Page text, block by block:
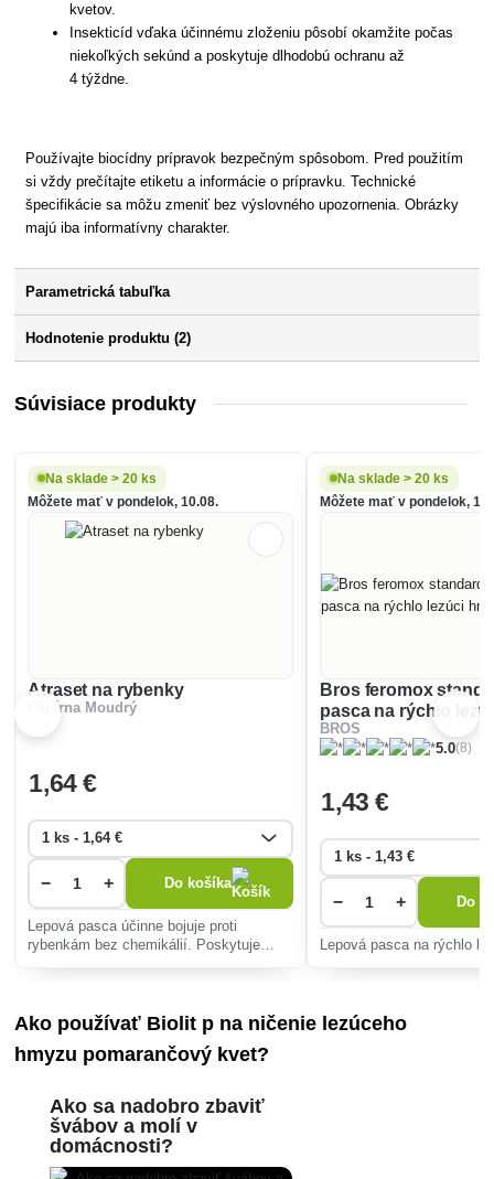
kvetov.
Insekticíd vďaka účinnému zloženiu pôsobí okamžite počas
niekoľkých sekúnd a poskytuje dlhodobú ochranu až
4 týždne.
Používajte biocídny prípravok bezpečným spôsobom. Pred použitím
si vždy prečítajte etiketu a informácie o prípravku. Technické
špecifikácie sa môžu zmeniť bez výslovného upozornenia. Obrázky
majú iba informatívny charakter.
Parametrická tabuľka
Hodnotenie produktu (2)
Súvisiace produkty
Na sklade > 20 ks
Môžete mať v pondelok, 10.08.
Atraset na rybenky
Papírna Moudrý
1,64 €
− + Do košíka
Lepová pasca účinne bojuje proti
rybenkám bez chemikálií. Poskytuje
Na sklade > 20 ks
Môžete mať v pondelok,
Bros feromox
pasca na rýchlo
BROS
5.0(8)
1,43 €
− + Do
Lepová pasca na rýchlo
Ako používať Biolit p na ničenie lezúceho
hmyzu pomarančový kvet?
Ako sa nadobro zbaviť
švábov a molí v
domácnosti?